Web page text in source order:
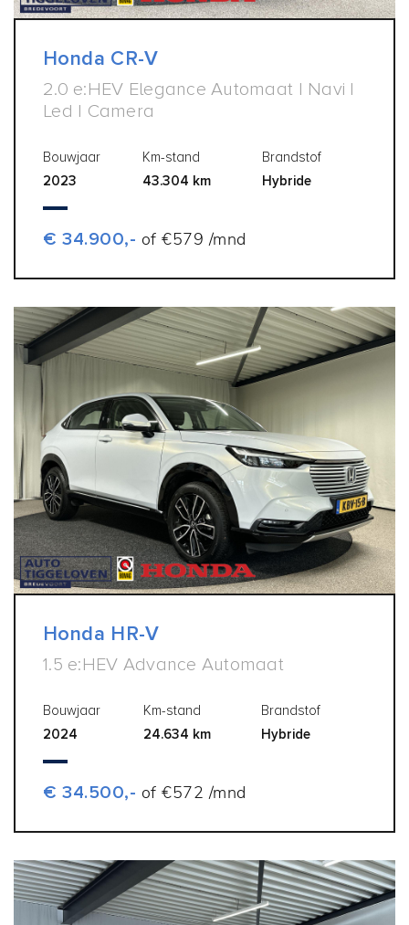
Honda CR-V
2.0 e:HEV Elegance Automaat | Navi |
Led | Camera
Bouwjaar
2023
Km-stand
43.304 km
Brandstof
Hybride
€ 34.900,- of €579 /mnd
Honda HR-V
1.5 e:HEV Advance Automaat
Bouwjaar
2024
Km-stand
24.634 km
Brandstof
Hybride
€ 34.500,- of €572 /mnd